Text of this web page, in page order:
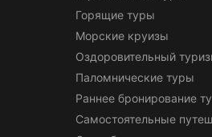
Горящие туры
Морские круизы
Оздоровительный
Паломнические туры
Раннее бронирование
Самостоятельные